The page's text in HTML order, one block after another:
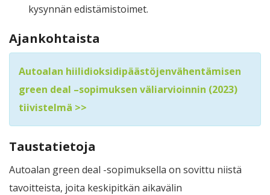
kysynnän edistämistoimet.
Ajankohtaista
Autoalan hiilidioksidipäästöjenvähentämisen
green deal –sopimuksen väliarvioinnin (2023)
tiivistelmä >>
Taustatietoja
Autoalan green deal -sopimuksella on sovittu niistä
tavoitteista, joita keskipitkän aikavälin